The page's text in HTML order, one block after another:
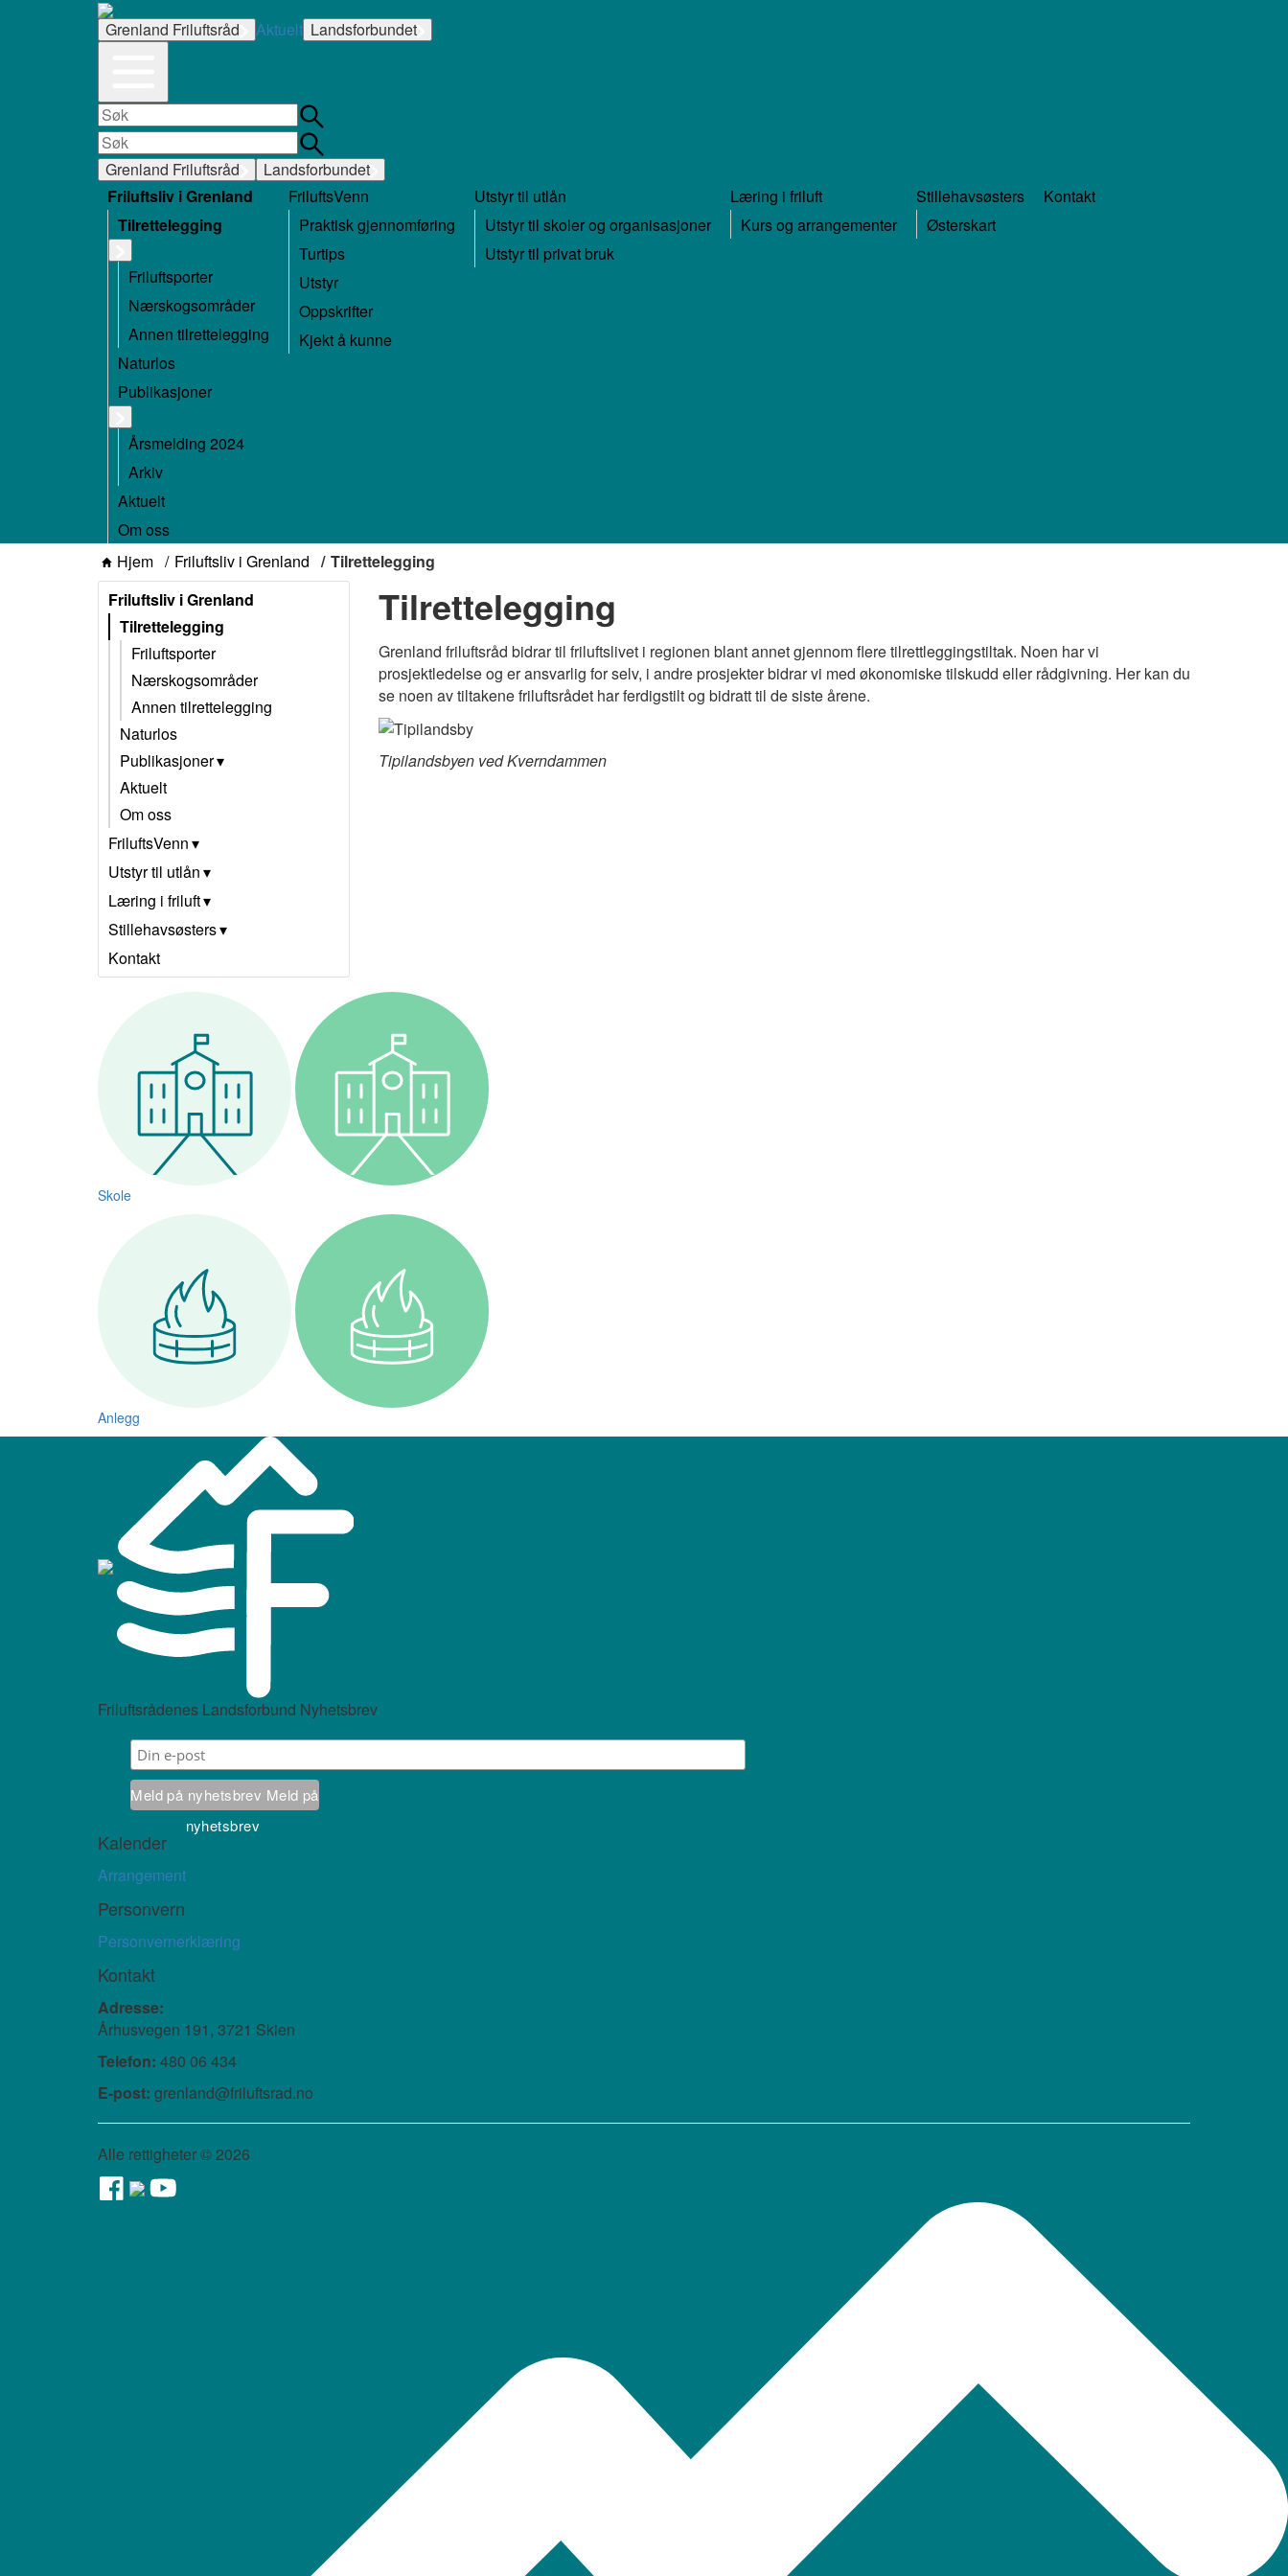
Grenland Friluftsråd Aktuelt Landsforbundet
Grenland Friluftsråd
Landsforbundet
Friluftsliv i Grenland
Tilrettelegging
Friluftsporter
Nærskogsområder
Annen tilrettelegging
Naturlos
Publikasjoner
Årsmelding 2024
Arkiv
Aktuelt
Om oss
FriluftsVenn
Praktisk gjennomføring
Turtips
Utstyr
Oppskrifter
Kjekt å kunne
Utstyr til utlån
Utstyr til skoler og organisasjoner
Utstyr til privat bruk
Læring i friluft
Kurs og arrangementer
Stillehavsøsters
Østerskart
Kontakt
Hjem Friluftsliv i Grenland
Tilrettelegging
Friluftsliv i Grenland
Tilrettelegging
Friluftsporter
Nærskogsområder
Annen tilrettelegging
Naturlos
Publikasjoner
Aktuelt
Om oss
FriluftsVenn
Utstyr til utlån
Læring i friluft
Stillehavsøsters
Kontakt
Tilrettelegging
Grenland friluftsråd bidrar til friluftslivet i regionen blant annet gjennom flere tilrettleggingstiltak. Noen har vi
prosjektledelse og er ansvarlig for selv, i andre prosjekter bidrar vi med økonomiske tilskudd eller rådgivning. Her kan du
se noen av tiltakene friluftsrådet har ferdigstilt og bidratt til de siste årene.
Tipilandsbyen ved Kverndammen
Skole
Anlegg
Friluftsrådenes Landsforbund Nyhetsbrev
Meld på nyhetsbrev Meld på
nyhetsbrev
Kalender
Arrangement
Personvern
Personvernerklæring
Kontakt
Adresse:
Århusvegen 191, 3721 Skien
Telefon: 480 06 434
E-post: grenland@friluftsrad.no
Alle rettigheter ©2026